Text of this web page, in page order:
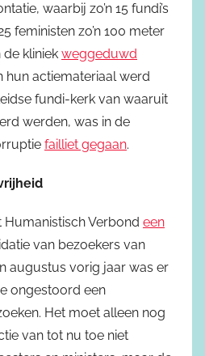
waarbij zo’n 15 fundi’s
feministen zo’n 100 meter
kliniek weggeduwd
hun actiemateriaal werd
fundi-kerk van waaruit
werden, was in de
failliet gegaan.
Humanistisch Verbond een
van bezoekers van
augustus vorig jaar was er
ongestoord een
Het moet alleen nog
van tot nu toe niet